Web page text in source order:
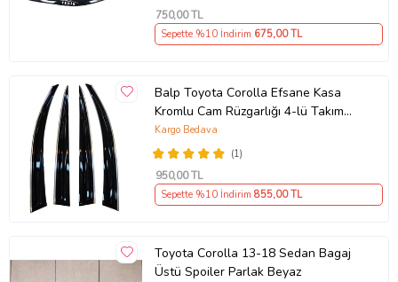
750,00 TL
Sepette %10 İndirim 675,00 TL
Balp Toyota Corolla Efsane Kasa
Kromlu Cam Rüzgarlığı 4-lü Takım
1992-1998 Arası
(1)
Kargo Bedava
950,00 TL
Sepette %10 İndirim 855,00 TL
Toyota Corolla 13-18 Sedan Bagaj
Üstü Spoiler Parlak Beyaz